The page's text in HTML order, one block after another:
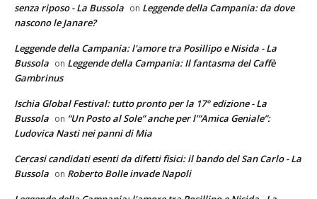
senza riposo - La Bussola on Leggende della Campania: da dove
nascono le Janare?
Leggende della Campania: l'amore tra Posillipo e Nisida - La
Bussola on Leggende della Campania: Il fantasma del Caffè
Gambrinus
Ischia Global Festival: tutto pronto per la 17° edizione - La
Bussola on “Un Posto al Sole” anche per l’”Amica Geniale”:
Ludovica Nasti nei panni di Mia
Cercasi candidati esenti da difetti fisici: il bando del San Carlo - La
Bussola on Roberto Bolle invade Napoli